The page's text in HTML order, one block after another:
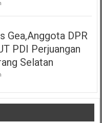
:
Kecamatan
Pamulang
Peran
Lapisan
Masyarakat
Gea,Anggota DPR
PDI Perjuangan
Selatan
pada
Gea,Anggota
DPR
Dalam